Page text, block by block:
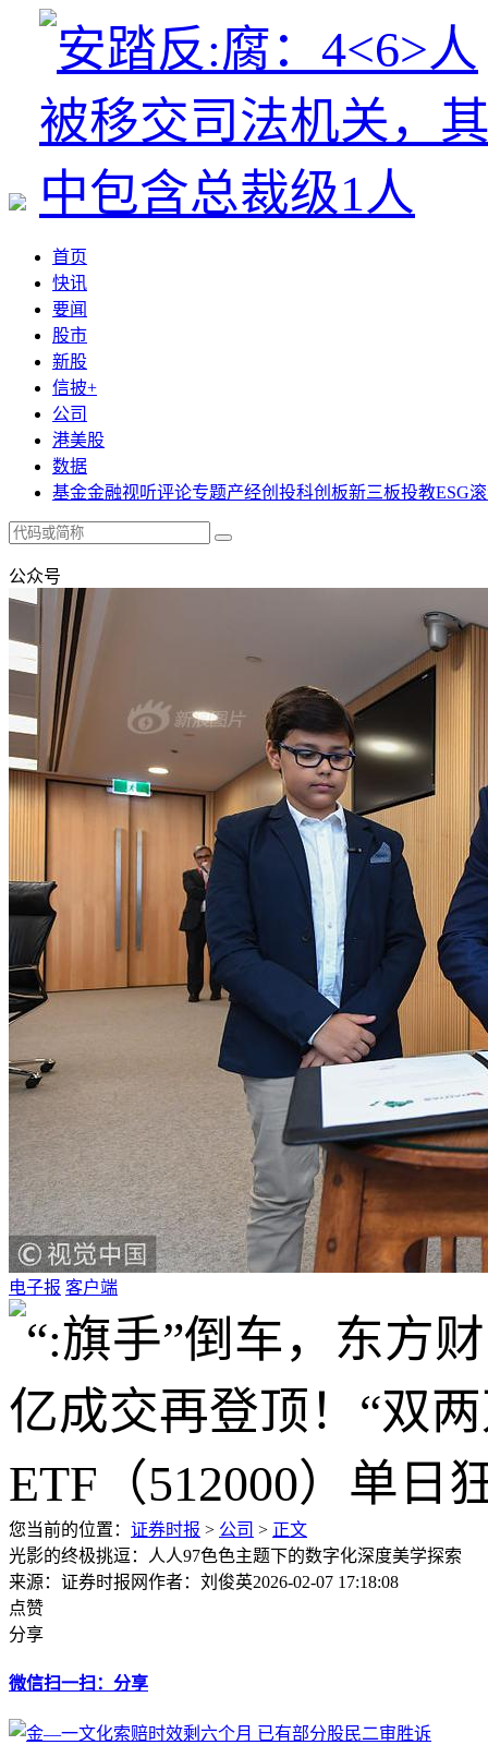
首页
快讯
要闻
股市
新股
信披+
公司
港美股
数据
基金金融视听评论专题产经创投科创板新三板投教ESG
公众号
电子报 客户端
您当前的位置： 证券时报 > 公司 > 正文
光影的终极挑逗：人人97色色主题下的数字化深度美学探索
来源：证券时报网作者：刘俊英2026-02-07 17:18:08
点赞
分享
微信扫一扫：分享